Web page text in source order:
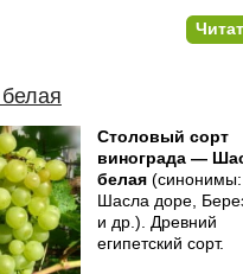
Столовый сорт
винограда —
белая (синонимы:
Шасла доре,
и др.). Древ­ний
египетский сорт.